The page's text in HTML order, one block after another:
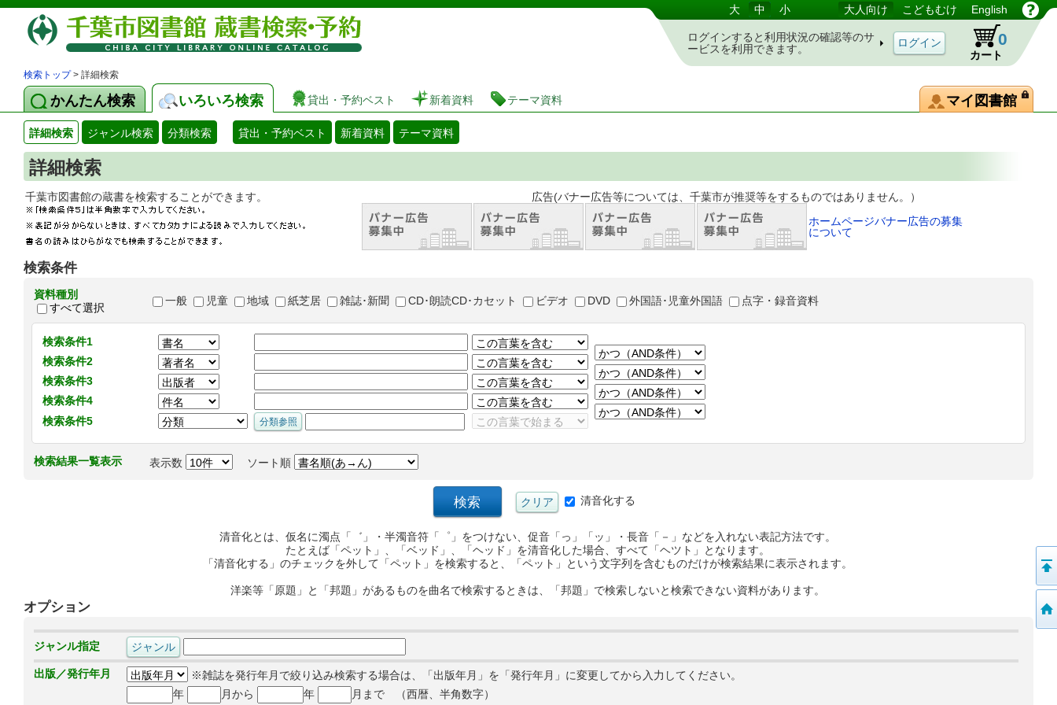
図書館 蔵書検索・予約システム 大 中 小 大人向け こどもむけ English
ログインすると利用状況の確認等のサ
ービスを利用できます。
カート
0
検索トップ> 詳細検索
かんたん検索 いろいろ検索 貸出・予約ベスト 新着資料 テーマ資料 マイ図書館
詳細検索 ジャンル検索 分類検索 貸出・予約ベスト 新着資料 テーマ資料
詳細検索
千葉市図書館の蔵書を検索することができます。 広告(バナー広告等については、千葉市が推奨等をするものではありません。）
ホームページバナー広告の募集
について
検索条件
資料種別
すべて選択
一般 児童 地域 紙芝居 雑誌･新聞 CD･朗読CD･カセット ビデオ DVD 外国語･児童外国語 点字・録音資料
検索条件1
検索条件2
検索条件3
検索条件4
検索条件5
検索結果一覧表示 表示数 ソート順
清音化する
清音化とは、仮名に濁点「゛」・半濁音符「゜」をつけない、促音「っ」「ッ」・長音「－」などを入れない表記方法です。
たとえば「ペット」、「ベッド」、「ヘッド」を清音化した場合、すべて「ヘツト」となります。
「清音化する」のチェックを外して「ペット」を検索すると、「ペット」という文字列を含むものだけが検索結果に表示されます。
洋楽等「原題」と「邦題」があるものを曲名で検索するときは、「邦題」で検索しないと検索できない資料があります。
オプション
ジャンル指定
出版／発行年月
※雑誌を発行年月で絞り込み検索する場合は、「出版年月」を「発行年月」に変更してから入力してください。
年
月から 年 月まで （西暦、半角数字）